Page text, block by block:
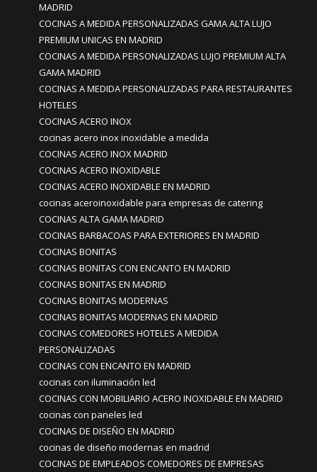
MADRID
COCINAS A MEDIDA PERSONALIZADAS GAMA ALTA LUJO
PREMIUM UNICAS EN MADRID
COCINAS A MEDIDA PERSONALIZADAS LUJO PREMIUM ALTA
GAMA MADRID
COCINAS A MEDIDA PERSONALIZADAS PARA RESTAURANTES
HOTELES
COCINAS ACERO INOX
cocinas acero inox inoxidable a medida
COCINAS ACERO INOX MADRID
COCINAS ACERO INOXIDABLE
COCINAS ACERO INOXIDABLE EN MADRID
cocinas aceroinoxidable para empresas de catering
COCINAS ALTA GAMA MADRID
COCINAS BARBACOAS PARA EXTERIORES EN MADRID
COCINAS BONITAS
COCINAS BONITAS CON ENCANTO EN MADRID
COCINAS BONITAS EN MADRID
COCINAS BONITAS MODERNAS
COCINAS BONITAS MODERNAS EN MADRID
COCINAS COMEDORES HOTELES A MEDIDA
PERSONALIZADAS
COCINAS CON ENCANTO EN MADRID
cocinas con iluminación led
COCINAS CON MOBILIARIO ACERO INOXIDABLE EN MADRID
cocinas con paneles led
COCINAS DE DISEÑO EN MADRID
cocinas de diseño modernas en madrid
COCINAS DE EMPLEADOS COMEDORES DE EMPRESAS